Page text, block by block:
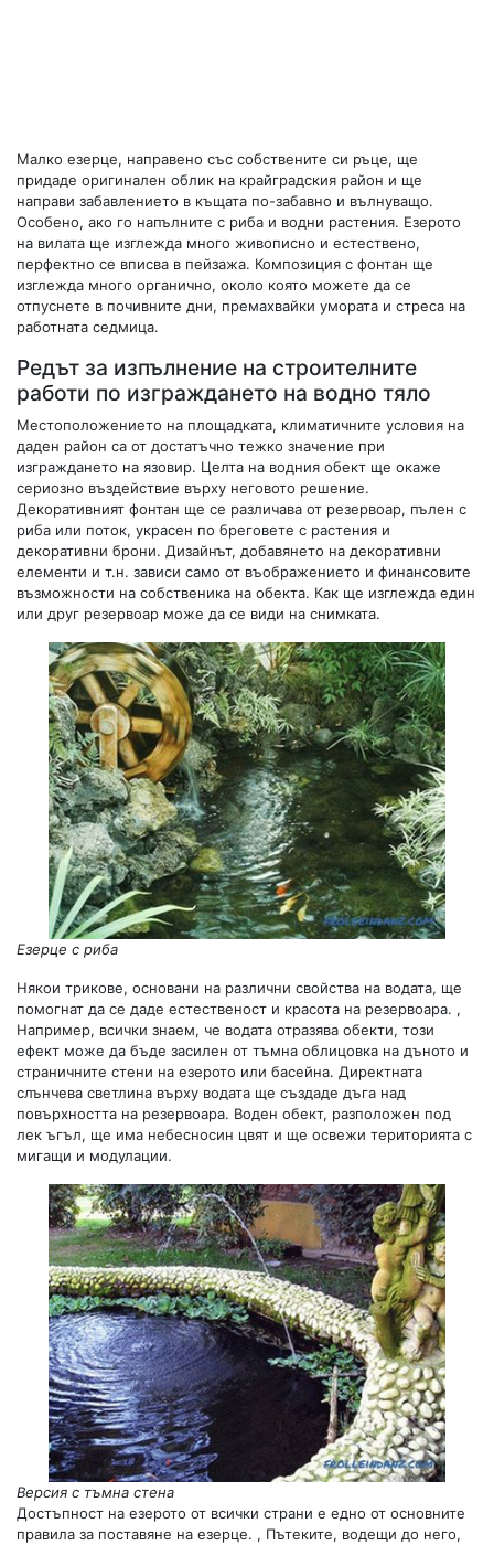
Малко езерце, направено със собствените си ръце, ще
придаде оригинален облик на крайградския район и ще
направи забавлението в къщата по-забавно и вълнуващо.
Особено, ако го напълните с риба и водни растения. Езерото
на вилата ще изглежда много живописно и естествено,
перфектно се вписва в пейзажа. Композиция с фонтан ще
изглежда много органично, около която можете да се
отпуснете в почивните дни, премахвайки умората и стреса на
работната седмица.
Редът за изпълнение на строителните
работи по изграждането на водно тяло
Местоположението на площадката, климатичните условия на
даден район са от достатъчно тежко значение при
изграждането на язовир. Целта на водния обект ще окаже
сериозно въздействие върху неговото решение.
Декоративният фонтан ще се различава от резервоар, пълен с
риба или поток, украсен по бреговете с растения и
декоративни брони. Дизайнът, добавянето на декоративни
елементи и т.н. зависи само от въображението и финансовите
възможности на собственика на обекта. Как ще изглежда един
или друг резервоар може да се види на снимката.
Езерце с риба
Някои трикове, основани на различни свойства на водата, ще
помогнат да се даде естественост и красота на резервоара. ,
Например, всички знаем, че водата отразява обекти, този
ефект може да бъде засилен от тъмна облицовка на дъното и
страничните стени на езерото или басейна. Директната
слънчева светлина върху водата ще създаде дъга над
повърхността на резервоара. Воден обект, разположен под
лек ъгъл, ще има небесносин цвят и ще освежи територията с
мигащи и модулации.
Версия с тъмна стена
Достъпност на езерото от всички страни е едно от основните
правила за поставяне на езерце. , Пътеките, водещи до него,